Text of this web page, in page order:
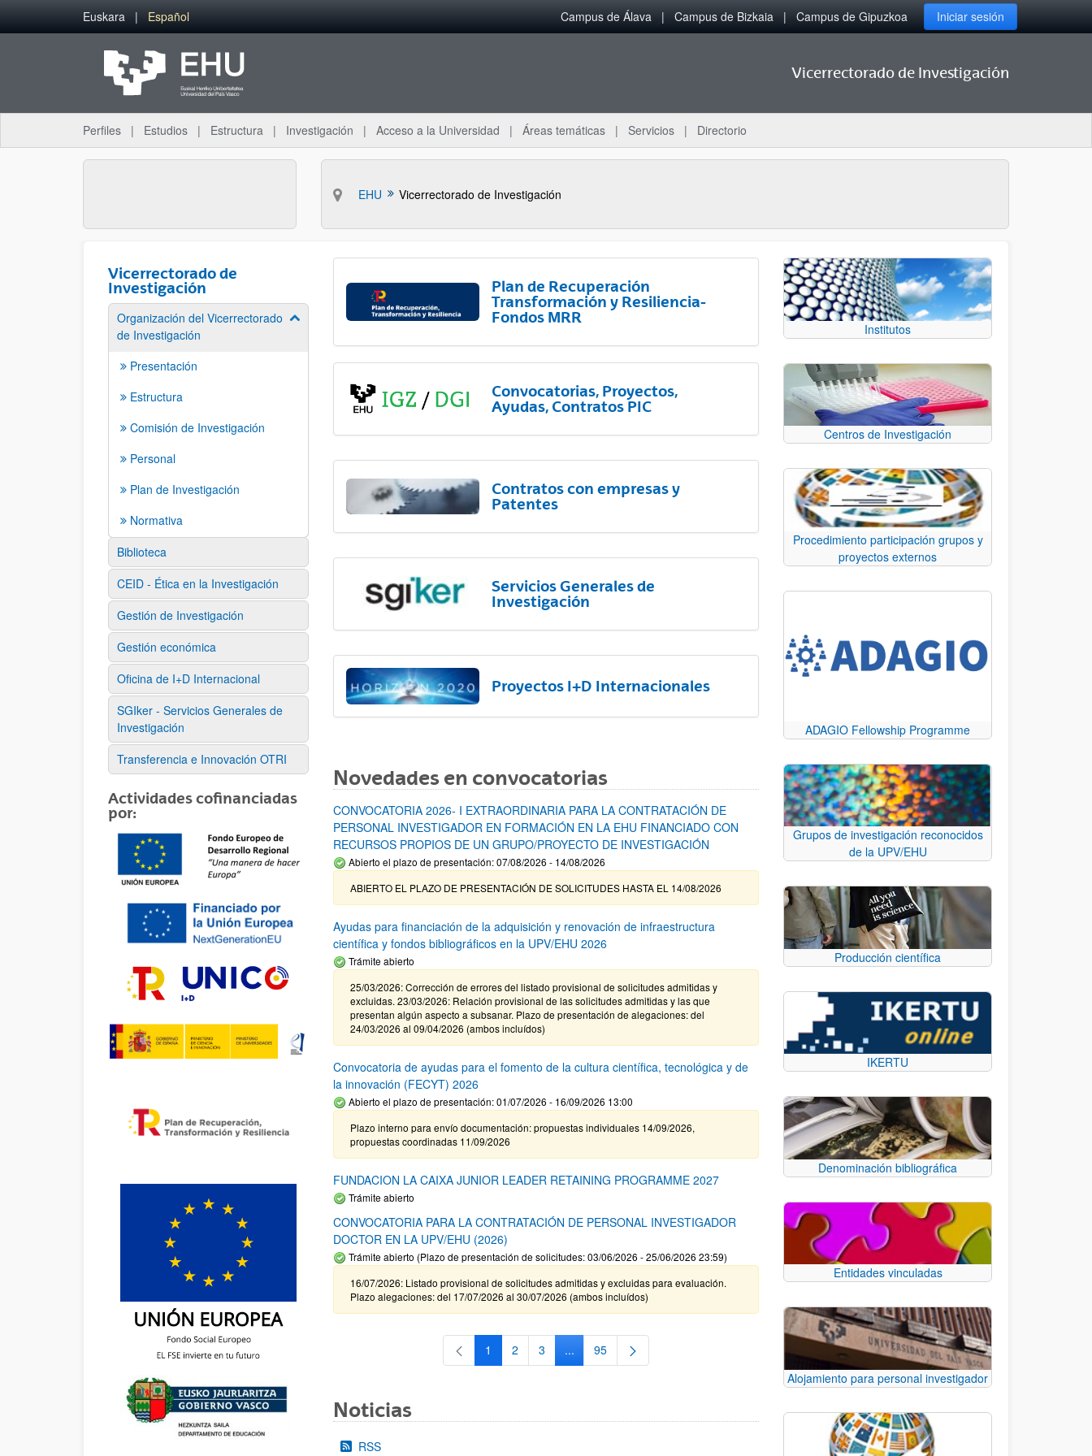
Saltar al contenido principal
Euskara Español Campus de Álava Campus de Bizkaia Campus de Gipuzkoa Iniciar sesión
Vicerrectorado de Investigación
Perfiles Estudios Estructura Investigación Acceso a la Universidad Áreas temáticas Servicios Directorio
EHU Vicerrectorado de Investigación
Vicerrectorado de
Investigación
Organización del Vicerrectorado
de Investigación
Mostrar/ocultar subpáginas
Presentación
Estructura
Comisión de Investigación
Personal
Plan de Investigación
Normativa
Biblioteca
CEID - Ética en la Investigación
Gestión de Investigación
Gestión económica
Oficina de I+D Internacional
SGIker - Servicios Generales de
Investigación
Transferencia e Innovación OTRI
Actividades cofinanciadas
por:
Plan de Recuperación
Transformación y Resiliencia-
Fondos MRR
Convocatorias, Proyectos,
Ayudas, Contratos PIC
Contratos con empresas y
Patentes
Servicios Generales de
Investigación
Proyectos I+D Internacionales
Novedades en convocatorias
CONVOCATORIA 2026- I EXTRAORDINARIA PARA LA CONTRATACIÓN DE
PERSONAL INVESTIGADOR EN FORMACIÓN EN LA EHU FINANCIADO CON
RECURSOS PROPIOS DE UN GRUPO/PROYECTO DE INVESTIGACIÓN
Abierto el plazo de presentación: 07/08/2026 - 14/08/2026
ABIERTO EL PLAZO DE PRESENTACIÓN DE SOLICITUDES HASTA EL 14/08/2026
Ayudas para financiación de la adquisición y renovación de infraestructura
científica y fondos bibliográficos en la UPV/EHU 2026
Trámite abierto
25/03/2026: Corrección de errores del listado provisional de solicitudes admitidas y
excluidas. 23/03/2026: Relación provisional de las solicitudes admitidas y las que
presentan algún aspecto a subsanar. Plazo de presentación de alegaciones: del
24/03/2026 al 09/04/2026 (ambos incluídos)
Convocatoria de ayudas para el fomento de la cultura científica, tecnológica y de
la innovación (FECYT) 2026
Abierto el plazo de presentación: 01/07/2026 - 16/09/2026 13:00
Plazo interno para envío documentación: propuestas individuales 14/09/2026,
propuestas coordinadas 11/09/2026
FUNDACION LA CAIXA JUNIOR LEADER RETAINING PROGRAMME 2027
Trámite abierto
CONVOCATORIA PARA LA CONTRATACIÓN DE PERSONAL INVESTIGADOR
DOCTOR EN LA UPV/EHU (2026)
Trámite abierto (Plazo de presentación de solicitudes: 03/06/2026 - 25/06/2026 23:59)
16/07/2026: Listado provisional de solicitudes admitidas y excluidas para evaluación.
Plazo alegaciones: del 17/07/2026 al 30/07/2026 (ambos incluídos)
Página
1 Página
2 Página
3 ...Páginas intermedias Use TAB para desplazarse.
Página
95
Noticias
RSS
Institutos
Centros de Investigación
Procedimiento participación grupos y
proyectos externos
ADAGIO Fellowship Programme
Grupos de investigación reconocidos
de la UPV/EHU
Producción científica
IKERTU
Denominación bibliográfica
Entidades vinculadas
Alojamiento para personal investigador